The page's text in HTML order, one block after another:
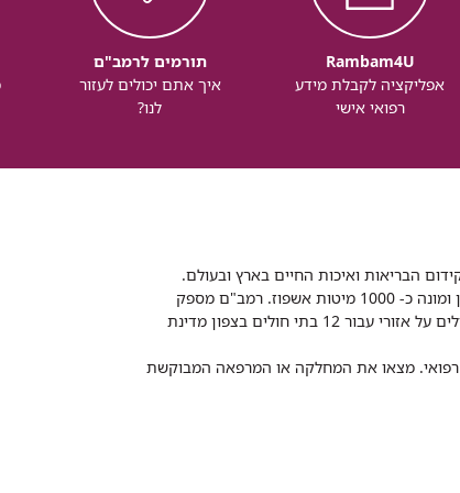
Rambam4U
אפליקציה לקבלת מידע
רפואי אישי
תורמים לרמב"ם
איך אתם יכולים לעזור
לנו?
הבריאות ואיכות החיים בארץ ובעולם.
רמב"ם הוא בית חולים ממשלתי אקדמי, המסונף לפקולטה לרפואה של הטכניון ומונה כ- 1000 מיטות אשפוז. רמב"ם מספק
שירותי רפואה לכ-2,700,000 תושבים, צה"ל וכוחות הביטחון, ומשמש כבית חולים על אזורי עבור 12 בתי חולים בצפון מדינת
רפואי. מצאו את המחלקה או המרפאה המבוקשת